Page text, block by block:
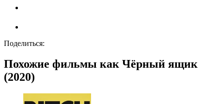
Поделиться:
Похожие фильмы как Чёрный ящик
(2020)